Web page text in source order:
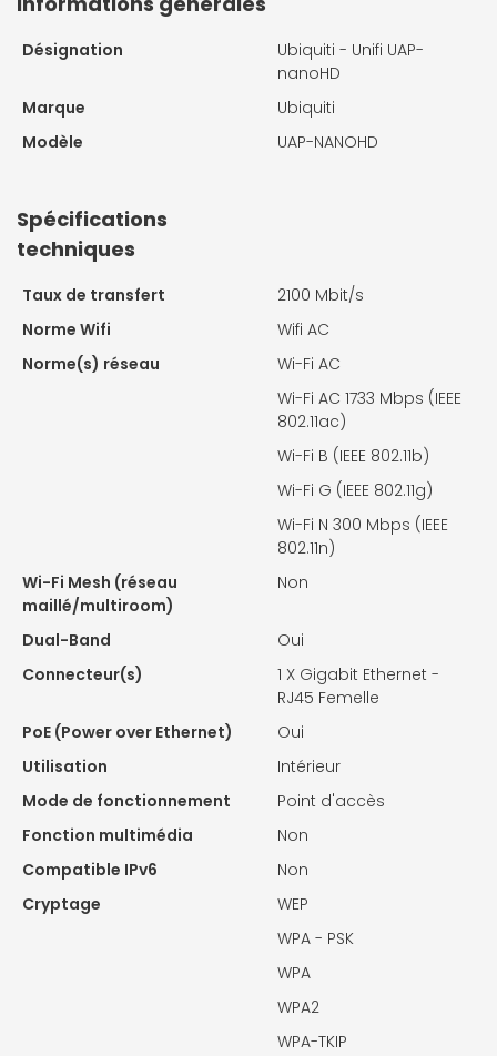
Désignation
Ubiquiti - Unifi UAP-
nanoHD
Marque
Ubiquiti
Modèle
UAP-NANOHD
Spécifications
techniques
Taux de transfert
2100 Mbit/s
Norme Wifi
Wifi AC
Norme(s) réseau
Wi-Fi AC
Wi-Fi AC 1733 Mbps (IEEE
802.11ac)
Wi-Fi B (IEEE 802.11b)
Wi-Fi G (IEEE 802.11g)
Wi-Fi N 300 Mbps (IEEE
802.11n)
Wi-Fi Mesh (réseau
maillé/multiroom)
Non
Dual-Band
Oui
Connecteur(s)
1 X Gigabit Ethernet -
RJ45 Femelle
PoE (Power over Ethernet)
Oui
Utilisation
Intérieur
Mode de fonctionnement
Point d'accès
Fonction multimédia
Non
Compatible IPv6
Non
Cryptage
WEP
WPA - PSK
WPA
WPA2
WPA-TKIP